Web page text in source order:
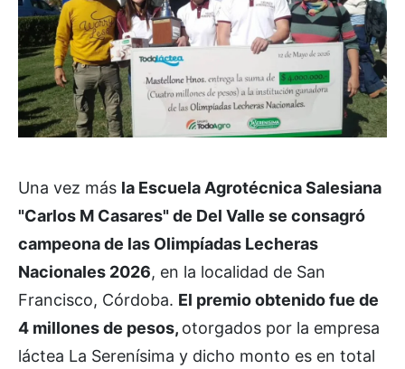
Una vez más la Escuela Agrotécnica Salesiana
"Carlos M Casares" de Del Valle se consagró
campeona de las Olimpíadas Lecheras
Nacionales 2026, en la localidad de San
Francisco, Córdoba. El premio obtenido fue de
4 millones de pesos, otorgados por la empresa
láctea La Serenísima y dicho monto es en total